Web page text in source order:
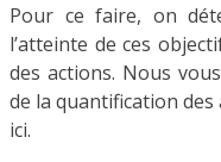
Pour ce faire, on
l’atteinte de ces
des actions. Nous
de la quantification
ici.